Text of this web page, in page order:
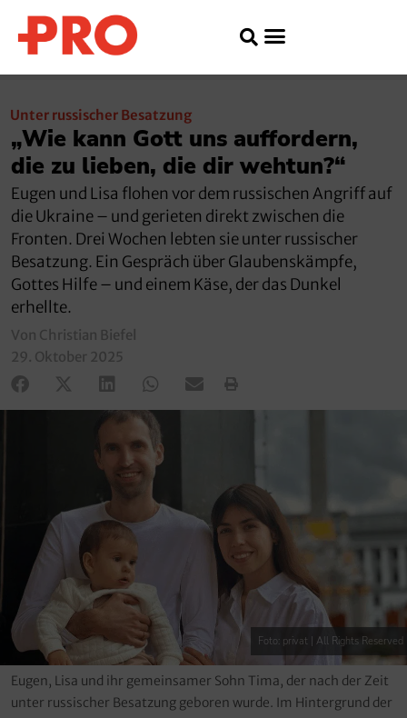
Unter russischer Besatzung
„Wie kann Gott uns auffordern,
die zu lieben, die dir wehtun?“
Eugen und Lisa flohen vor dem russischen Angriff auf
die Ukraine – und gerieten direkt zwischen die
Fronten. Drei Wochen lebten sie unter russischer
Besatzung. Ein Gespräch über Glaubenskämpfe,
Gottes Hilfe – und einem Käse, der das Dunkel
erhellte.
Von Christian Biefel
29. Oktober 2025
Foto: privat | All Rights Reserved
Eugen, Lisa und ihr gemeinsamer Sohn Tima, der nach der Zeit
unter russischer Besatzung geboren wurde. Im Hintergrund der